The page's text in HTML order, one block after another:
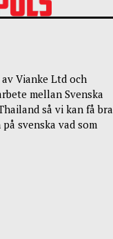
Vianke Ltd och
mellan Svenska
så vi kan få bra
svenska vad som